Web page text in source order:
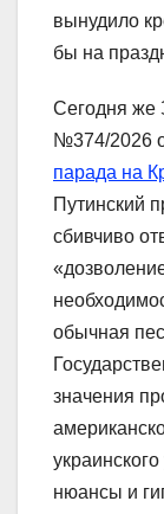
вынудило
бы на
Сегодня же
№374/2026
парада на
Путинский
сбивчиво
обычная
значения
нюансы и